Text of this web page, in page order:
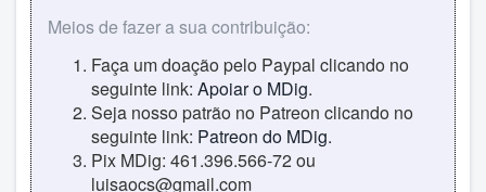
Meios de fazer a sua contribuição:
Faça um doação pelo Paypal clicando no
seguinte link: Apoiar o MDig.
Seja nosso patrão no Patreon clicando no
seguinte link: Patreon do MDig.
Pix MDig: 461.396.566-72 ou
luisaocs@gmail.com